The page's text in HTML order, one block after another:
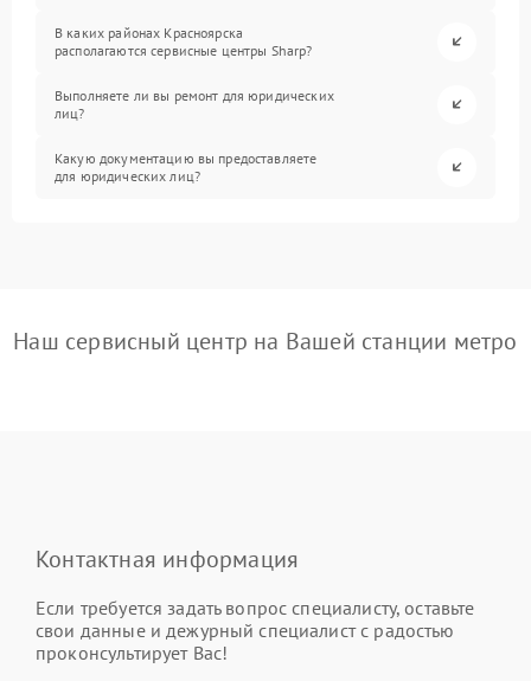
В каких районах Красноярска
располагаются сервисные центры Sharp?
Выполняете ли вы ремонт для юридических
лиц?
Какую документацию вы предоставляете
для юридических лиц?
Наш сервисный центр на Вашей станции метро
Контактная информация
Если требуется задать вопрос специалисту, оставьте
свои данные и дежурный специалист с радостью
проконсультирует Вас!